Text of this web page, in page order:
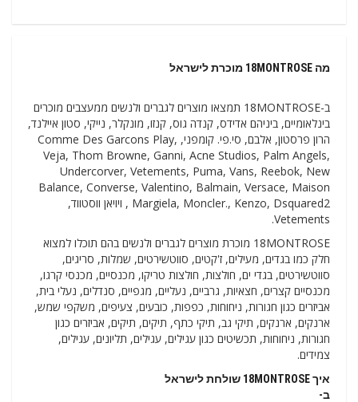
מה 18MONTROSE מוכרת לישראל
ב-18MONTROSE תמצאו מוצרים לגברים ולנשים ממעצבים מוכרים
בינלאומיים, ביניהם אדידס, קנדה גוס, קנזו, מונקלר, נייקי, סטון איילנד,
הרון פרסטון, אלבם, סי.פי. קומפני, Comme Des Garcons Play,
Veja, Thom Browne, Ganni, Acne Studios, Palm Angels,
Undercorver, Vetements, Puma, Vans, Reebok, New
Balance, Converse, Valentino, Balmain, Versace, Maison
Margiela, Moncler., Kenzo, Dsquared2 , ויויאן ווסטווד,
Vetements.
18MONTROSE מוכרת מוצרים לגברים ולנשים בהם תוכלו למצוא
חלק כמו בגדים, מעילים, ז'קטים, סווטשירטים, שמלות, סריגים,
סווטשירטים, בגדי ים, חולצות, חולצות טריקו, מכנסיים, מכנסי קרגו,
מכנסיים קצרים, חצאיות, גרביים, נעליים, מגפיים, סנדלים, נעלי בית,
אביזרים כגון חגורות, ניחוחות, כפפות, כובעים, צעיפים, משקפי שמש,
ארנקים, ארנקים, תיקי גב, תיקי כתף, תיקים, תיקים, אביזרים כגון
חגורות, ניחוחות, תכשיטים כגון עגילים, עגילים, תליונים, עגילים,
צמידים.
איך 18MONTROSE שולחת לישראל
ב-